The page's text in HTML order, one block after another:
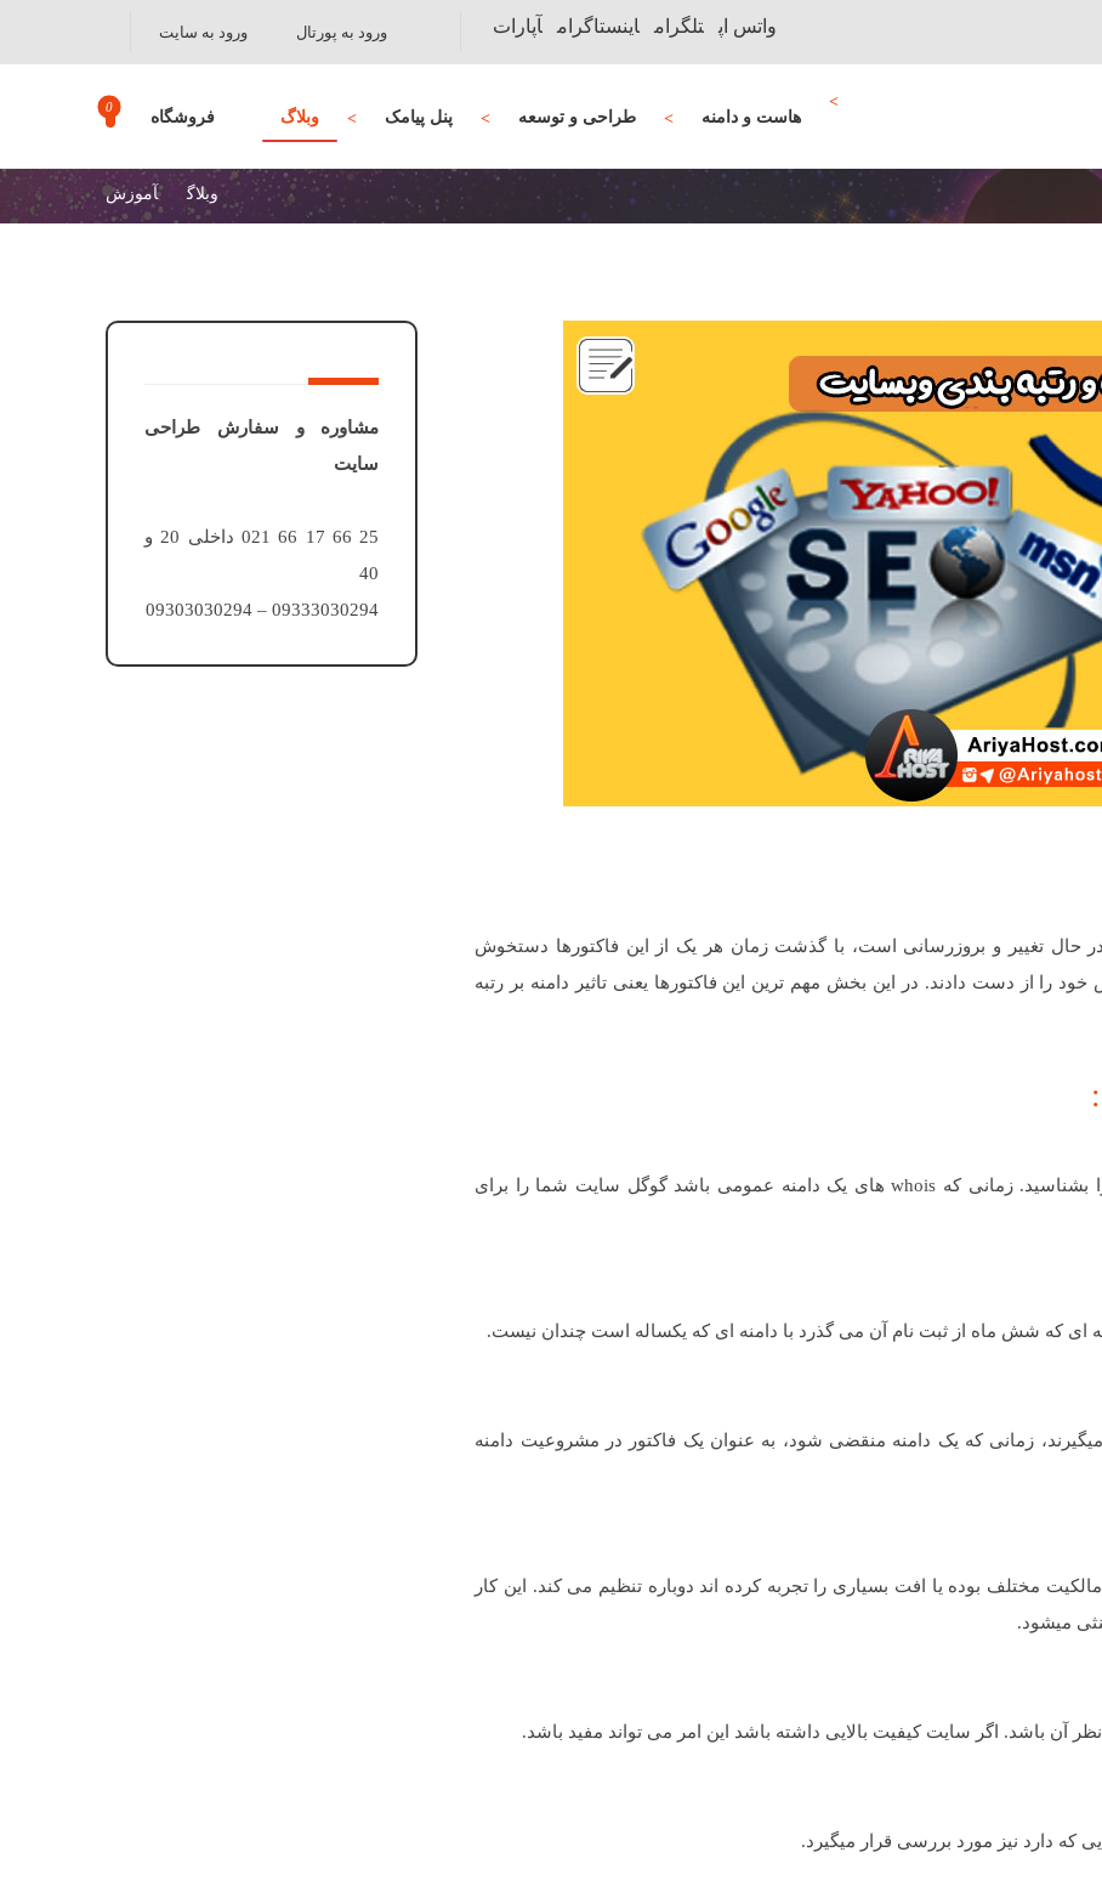
ورود به سایت ورود به پورتال واتس اپ تلگرام اینستاگرام آپارات
هاست و دامنه طراحی و توسعه پنل پیامک وبلاگ فروشگاه
وبلاگ آموزش
در حال تغییر و بروزرسانی است، با گذشت زمان هر یک از این فاکتورها دستخوش
از دست دادند. در این بخش مهم ترین این فاکتورها یعنی تاثیر دامنه بر رتبه
نام سایتی است که می توانید صاحب یک دامنه را بشناسید. زمانی که whois های یک دامنه عمومی باشد گوگل سایت شما را برای
ای که شش ماه از ثبت نام آن می گذرد با دامنه ای که یکساله است چندان نیست.
زمانی که یک دامنه منقضی شود، به عنوان یک فاکتور در مشروعیت دامنه
مختلف بوده یا افت بسیاری را تجربه کرده اند دوباره تنظیم می کند. این کار
میشود.
دارد نیز مورد بررسی قرار میگیرد.
مشاوره و سفارش طراحی
سایت
25 66 17 66 021 داخلی 20 و
40
09333030294 – 09303030294